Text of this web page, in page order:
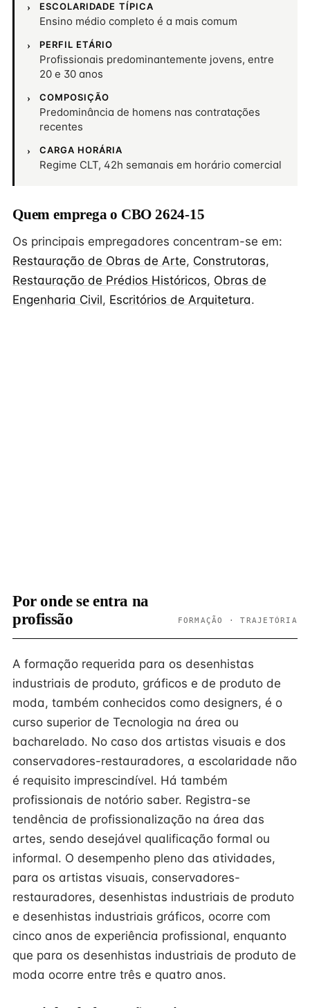
ESCOLARIDADE TÍPICA
Ensino médio completo é a mais comum
PERFIL ETÁRIO
Profissionais predominantemente jovens, entre
20 e 30 anos
COMPOSIÇÃO
Predominância de homens nas contratações
recentes
CARGA HORÁRIA
Regime CLT, 42h semanais em horário comercial
Quem emprega o CBO 2624-15
Os principais empregadores concentram-se em:
Restauração de Obras de Arte, Construtoras,
Restauração de Prédios Históricos, Obras de
Engenharia Civil, Escritórios de Arquitetura.
Por onde se entra na
profissão
FORMAÇÃO · TRAJETÓRIA
A formação requerida para os desenhistas
industriais de produto, gráficos e de produto de
moda, também conhecidos como designers, é o
curso superior de Tecnologia na área ou
bacharelado. No caso dos artistas visuais e dos
conservadores-restauradores, a escolaridade não
é requisito imprescindível. Há também
profissionais de notório saber. Registra-se
tendência de profissionalização na área das
artes, sendo desejável qualificação formal ou
informal. O desempenho pleno das atividades,
para os artistas visuais, conservadores-
restauradores, desenhistas industriais de produto
e desenhistas industriais gráficos, ocorre com
cinco anos de experiência profissional, enquanto
que para os desenhistas industriais de produto de
moda ocorre entre três e quatro anos.